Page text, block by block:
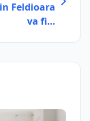
Feldioara
va fi…